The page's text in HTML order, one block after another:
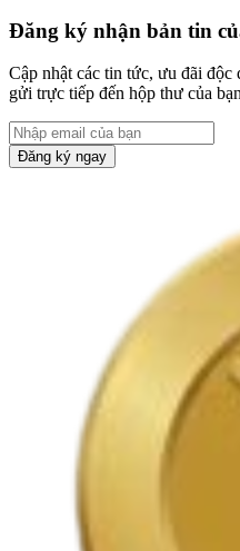
Đăng ký nhận bản tin
Cập nhật các tin tức, ưu đãi
gửi trực tiếp đến hộp thư của
Đăng ký ngay